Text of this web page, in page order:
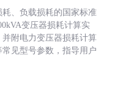
、负载损耗的国家标准
变压器损耗计算实
附电力变压器损耗计算
常见型号参数，指导用户